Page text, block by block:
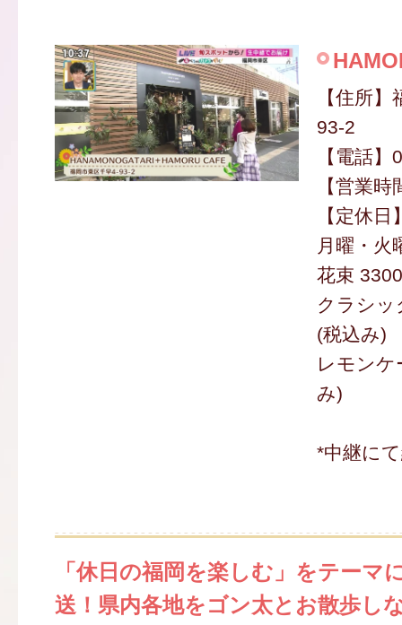
【住所
93-2
【電話
【営業
【定休
月曜・火
花束
クラシッ
(税込み)
レモンケ
み)
*中継に
「休日の福岡を楽しむ」をテーマ
送！県内各地をゴン太とお散歩し